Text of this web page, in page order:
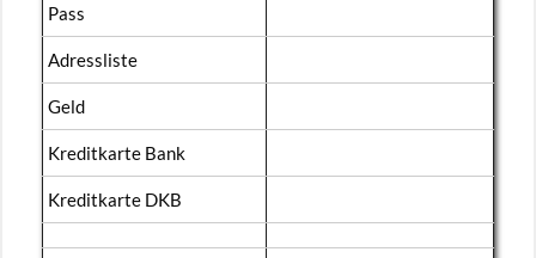
Pass
Adress­lis­te
Geld
Kre­dit­kar­te Bank
Kre­dit­kar­te DKB